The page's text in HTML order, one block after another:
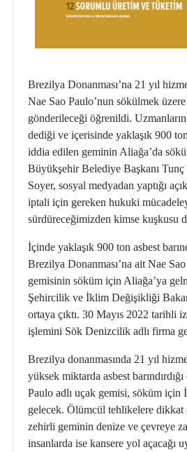
Brezilya Donanması’na 21 yıl
Nae Sao Paulo’nun sökülmek
gönderileceği öğrenildi.
dediği ve içerisinde yaklaşık 900 ton
iddia edilen geminin Aliağa’da
Büyükşehir Belediye Başkanı
Soyer, sosyal medyadan yaptığı
iptali için gereken hukuki
sürdüreceğimizden kimse kuşkusu
İçinde yaklaşık 900 ton asbest
Brezilya Donanması’na ait Nae
gemisinin söküm için Aliağa’ya
Şehircilik ve İklim Değişikliği
ortaya çıktı. 30 Mayıs 2022 tarihli
işlemini Sök Denizcilik adlı firma
Brezilya donanmasında 21 yıl
yüksek miktarda asbest
Paulo adlı uçak gemisi, söküm için
gelecek. Ölümcül tehlikelere dikkat
zehirli geminin denize ve çevreye
insanlarda ise kansere yol açacağı